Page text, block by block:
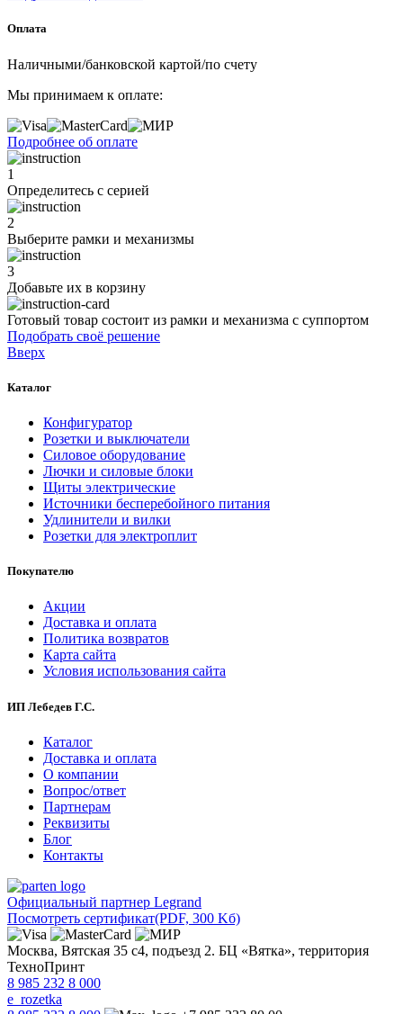
Оплата
Наличными/банковской картой/по счету
Мы принимаем к оплате:
Подробнее об оплате
1
Определитесь с серией
2
Выберите рамки и механизмы
3
Добавьте их в корзину
Готовый товар состоит из рамки и механизма с суппортом
Подобрать своё решение
Вверх
Каталог
Конфигуратор
Розетки и выключатели
Силовое оборудование
Лючки и силовые блоки
Щиты электрические
Источники бесперебойного питания
Удлинители и вилки
Розетки для электроплит
Покупателю
Акции
Доставка и оплата
Политика возвратов
Карта сайта
Условия использования сайта
ИП Лебедев Г.С.
Каталог
Доставка и оплата
О компании
Вопрос/ответ
Партнерам
Реквизиты
Блог
Контакты
Официальный партнер Legrand
Посмотреть сертификат(PDF, 300 Kб)
Москва, Вятская 35 с4, подъезд 2. БЦ «Вятка», территория
ТехноПринт
8 985 232 8 000
e_rozetka